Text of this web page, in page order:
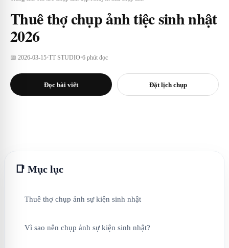
Thuê thợ chụp ảnh tiệc sinh nhật
2026
📅 2026-03-15•TT STUDIO•6 phút đọc
Đọc bài viết Đặt lịch chụp
📑 Mục lục
Thuê thợ chụp ảnh sự kiện sinh nhật
Vì sao nên chụp ảnh sự kiện sinh nhật?